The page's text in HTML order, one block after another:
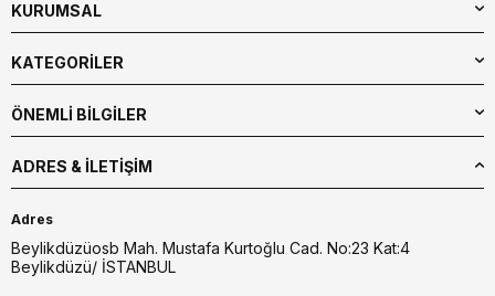
KURUMSAL
KATEGORİLER
ÖNEMLİ BİLGİLER
ADRES & İLETIŞIM
Adres
Beylikdüzüosb Mah. Mustafa Kurtoğlu Cad. No:23 Kat:4
Beylikdüzü/ İSTANBUL